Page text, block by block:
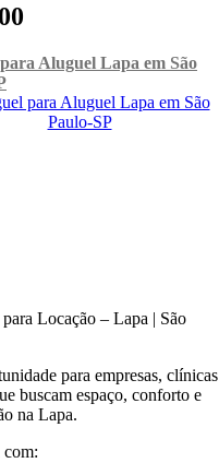
Aluguel Lapa em São
Locação – Lapa | São
para empresas, clínicas
buscam espaço, conforto e
na Lapa.